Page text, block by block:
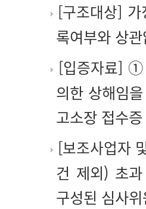
[구조대상] 가
록여부와 상
[입증자료] ①
의한 상해임
고소장 접수
[보조사업자
건 제외) 초
구성된 심사